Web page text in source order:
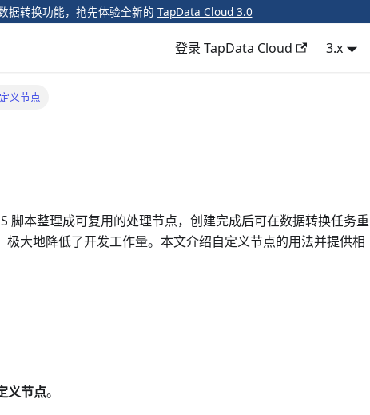
据转换功能，抢先体验全新的 TapData Cloud 3.0
登录 TapData Cloud 3.x
义节点
脚本整理成可复用的处理节点，创建完成后可在数据转换任务重
大地降低了开发工作量。本文介绍自定义节点的用法并提供相
义节点。